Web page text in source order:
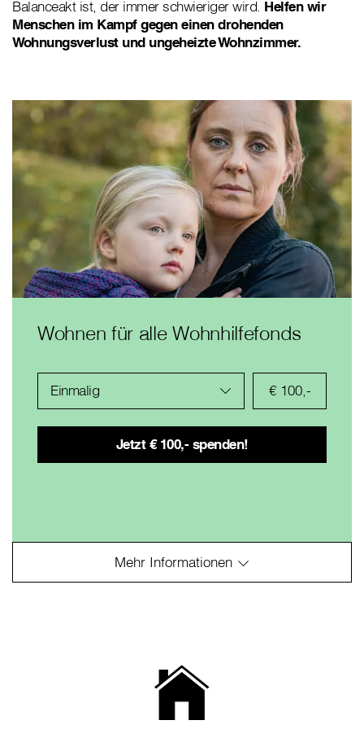
Balanceakt ist, der immer schwieriger wird. Helfen wir
Menschen im Kampf gegen einen drohenden
Wohnungsverlust und ungeheizte Wohnzimmer.
Wohnen für alle Wohnhilfefonds
Einmalig